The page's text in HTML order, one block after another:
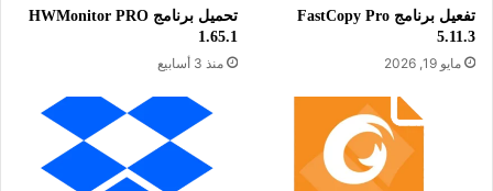
بكل سهولة.
يُعتبر برنامج TeamTalk من أبرز الحلول المجانية للدردشة الصوتية
عبر قنوات اتصال على خوادم تضم مستخدمين من مختلف أنحاء
العالم. يتيح لك هذا البرنامج فرصة التعرف على أصدقاء جدد وتنظيم
اجتماعات مع فريق العمل لمناقشة مواضيع متنوعة ومفيدة. يدعم
TeamTalk الدردشة الصوتية والكتابية، إلى جانب التراسل عن بُعد
تفعيل برنامج FastCopy Pro
5.11.3
مايو 19, 2026
تحميل برنامج HWMonitor PRO
1.65.1
منذ 3 أسابيع